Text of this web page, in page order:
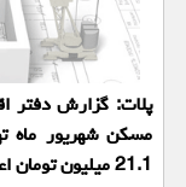
پلات: گزارش دفتر
21.1 میلیون تومان اعلام نموده بود، اصلاح گردید.